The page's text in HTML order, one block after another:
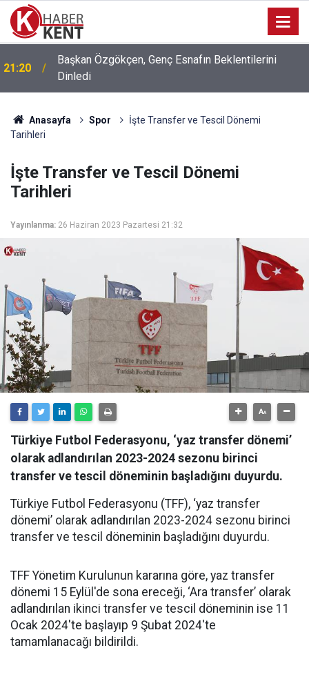
21:20
Başkan Özgökçen, Genç Esnafın Beklentilerini
Dinledi
Anasayfa Spor
İşte Transfer ve Tescil Dönemi
Tarihleri
İşte Transfer ve Tescil Dönemi
Tarihleri
Yayınlanma: 26 Haziran 2023 Pazartesi 21:32
Türkiye Futbol Federasyonu, ‘yaz transfer dönemi’
olarak adlandırılan 2023-2024 sezonu birinci
transfer ve tescil döneminin başladığını duyurdu.
Türkiye Futbol Federasyonu (TFF), ‘yaz transfer
dönemi’ olarak adlandırılan 2023-2024 sezonu birinci
transfer ve tescil döneminin başladığını duyurdu.
TFF Yönetim Kurulunun kararına göre, yaz transfer
dönemi 15 Eylül'de sona ereceği, ‘Ara transfer’ olarak
adlandırılan ikinci transfer ve tescil döneminin ise 11
Ocak 2024'te başlayıp 9 Şubat 2024'te
tamamlanacağı bildirildi.